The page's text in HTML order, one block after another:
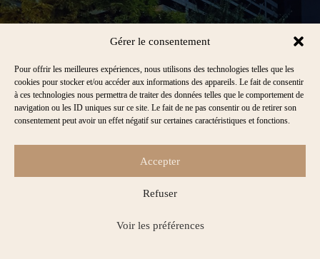
Gérer le consentement
Pour offrir les meilleures expériences, nous utilisons des technologies telles que les
cookies pour stocker et/ou accéder aux informations des appareils. Le fait de consentir
à ces technologies nous permettra de traiter des données telles que le comportement de
navigation ou les ID uniques sur ce site. Le fait de ne pas consentir ou de retirer son
consentement peut avoir un effet négatif sur certaines caractéristiques et fonctions.
Accepter
Refuser
Voir les préférences